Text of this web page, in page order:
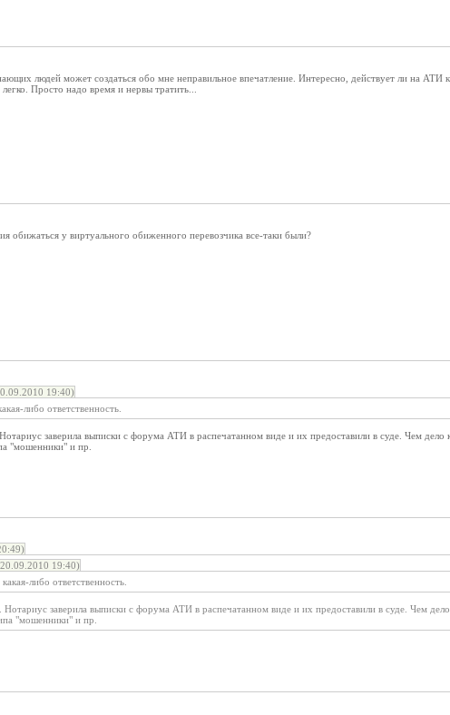
людей может создаться обо мне неправильное впечатление. Интересно, действует ли на АТИ
Просто надо время и нервы тратить...
обижаться у виртуального обиженного перевозчика все-таки были?
19:40)
либо ответственность.
заверила выписки с форума АТИ в распечатанном виде и их предоставили в суде. Чем дело
"мошенники" и пр.
19:40)
либо ответственность.
Нотариус заверила выписки с форума АТИ в распечатанном виде и их предоставили в суде. Чем
"мошенники" и пр.